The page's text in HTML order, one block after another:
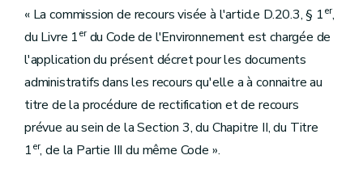
« La commission de recours visée à l'article D.20.3, § 1er,
du Livre 1erdu Code de l'Environnement est chargée de
l'application du présent décret pour les documents
administratifs dans les recours qu'elle a à connaitre au
titre de la procédure de rectification et de recours
prévue au sein de la Section 3, du Chapitre II, du Titre
1er, de la Partie III du même Code ».